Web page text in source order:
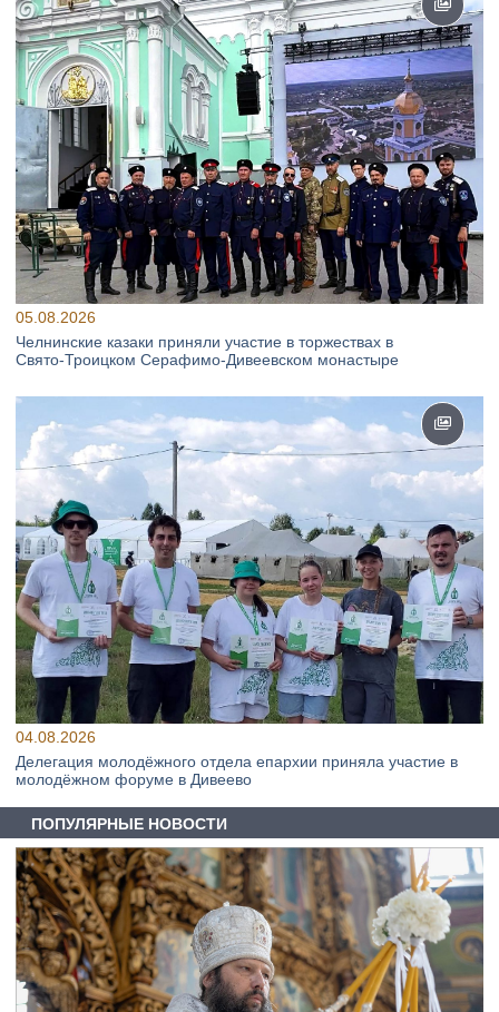
05.08.2026
Челнинские казаки приняли участие в торжествах в
Свято‑Троицком Серафимо‑Дивеевском монастыре
04.08.2026
Делегация молодёжного отдела епархии приняла участие в
молодёжном форуме в Дивеево
ПОПУЛЯРНЫЕ НОВОСТИ